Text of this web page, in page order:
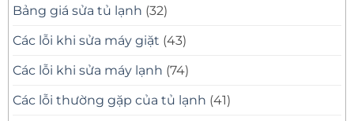
Đúng
Bệnh
Bảng giá sửa tủ lạnh (32)
Các lỗi khi sửa máy giặt (43)
Các lỗi khi sửa máy lạnh (74)
Các lỗi thường gặp của tủ lạnh (41)